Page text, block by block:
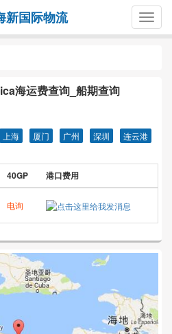
新国际物流
海运费查询_船期查询
上海 厦门 广州 深圳 连云港
40GP 港口费用
电询